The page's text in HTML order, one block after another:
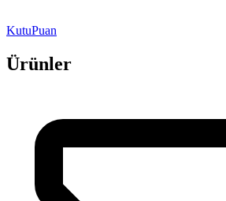
KutuPuan
Ürünler